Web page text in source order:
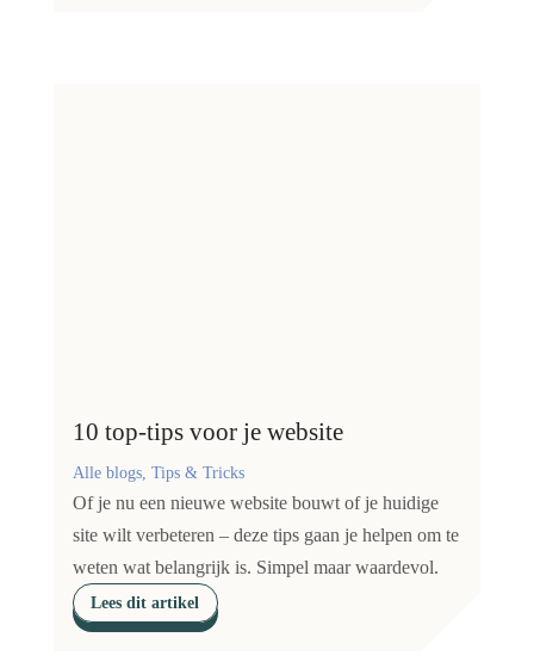
10 top-tips voor je website
Alle blogs, Tips & Tricks
Of je nu een nieuwe website bouwt of je huidige
site wilt verbeteren – deze tips gaan je helpen om te
weten wat belangrijk is. Simpel maar waardevol.
Lees dit artikel